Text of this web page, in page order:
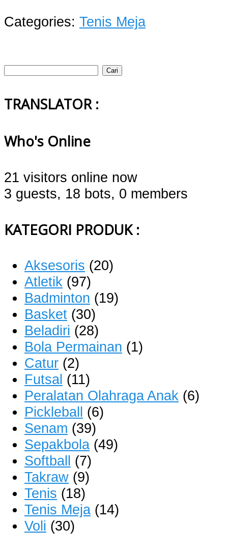
Categories: Tenis Meja
Cari
TRANSLATOR :
Who's Online
21 visitors online now
3 guests, 18 bots, 0 members
KATEGORI PRODUK :
Aksesoris (20)
Atletik (97)
Badminton (19)
Basket (30)
Beladiri (28)
Bola Permainan (1)
Catur (2)
Futsal (11)
Peralatan Olahraga Anak (6)
Pickleball (6)
Senam (39)
Sepakbola (49)
Softball (7)
Takraw (9)
Tenis (18)
Tenis Meja (14)
Voli (30)